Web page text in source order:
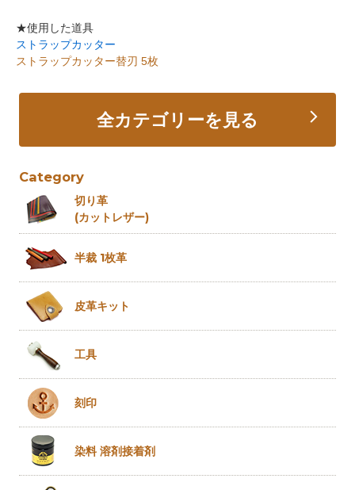
★使用した道具
ストラップカッター
ストラップカッター替刃 5枚
全カテゴリーを見る
Category
切り革
(カットレザー)
半裁 1枚革
皮革キット
工具
刻印
染料 溶剤接着剤